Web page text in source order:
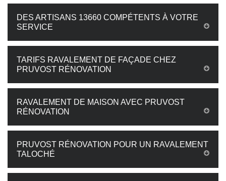
DES ARTISANS 13660 COMPÉTENTS À VOTRE
SERVICE
TARIFS RAVALEMENT DE FAÇADE CHEZ
PRUVOST RÉNOVATION
RAVALEMENT DE MAISON AVEC PRUVOST
RÉNOVATION
PRUVOST RÉNOVATION POUR UN RAVALEMENT
TALOCHÉ